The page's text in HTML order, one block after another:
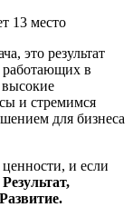
13 место
это результат
работающих в
и стремимся
для бизнеса
и если
Результат,